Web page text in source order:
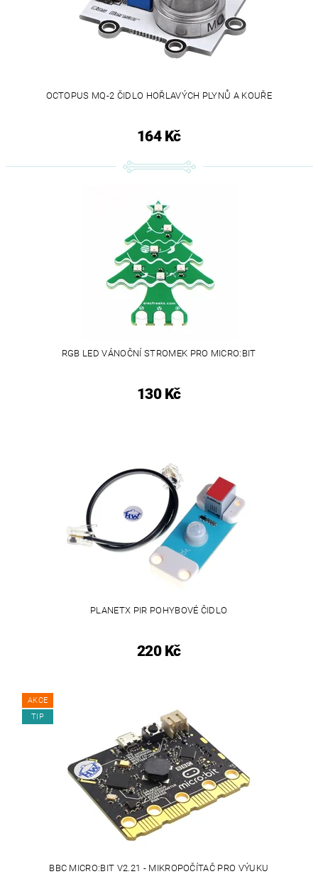
OCTOPUS MQ-2 ČIDLO HOŘLAVÝCH PLYNŮ A KOUŘE
164 Kč
RGB LED VÁNOČNÍ STROMEK PRO MICRO:BIT
130 Kč
PLANETX PIR POHYBOVÉ ČIDLO
220 Kč
AKCE
TIP
BBC MICRO:BIT V2.21 - MIKROPOČÍTAČ PRO VÝUKU